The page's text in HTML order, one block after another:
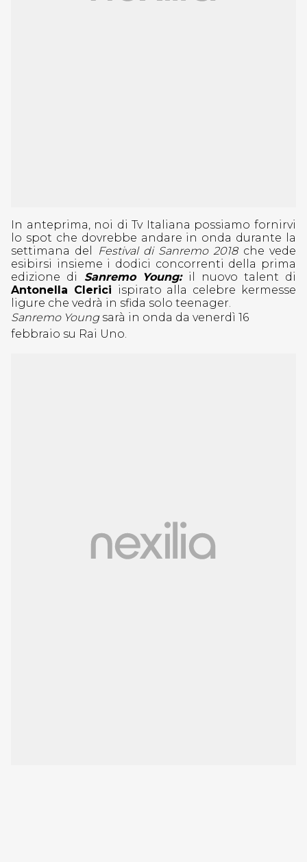
In anteprima, noi di Tv Italiana possiamo fornirvi
lo spot che dovrebbe andare in onda durante la
settimana del
Festival di Sanremo 2018che vede
esibirsi insieme i dodici concorrenti della prima
edizione di
Sanremo Young: il nuovo talent di
Antonella Clerici ispirato alla celebre kermesse
ligure che vedrà in sfida solo teenager.
Sanremo Young sarà in onda da venerdì 16
febbraio su Rai Uno.